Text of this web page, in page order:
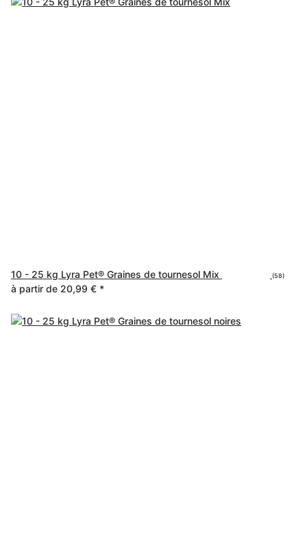
10 - 25 kg Lyra Pet® Graines de tournesol Mix (58)
à partir de 20,99 € *